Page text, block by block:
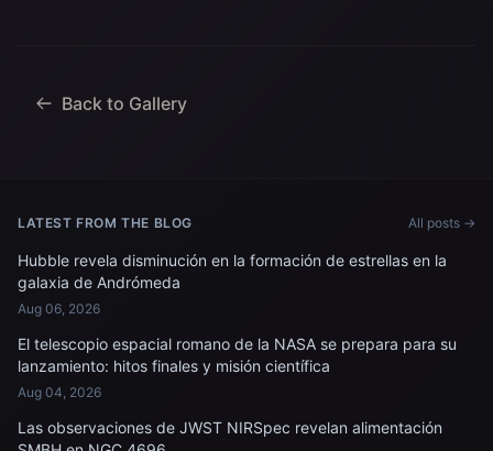
Back to Gallery
LATEST FROM THE BLOG All posts →
Hubble revela disminución en la formación de estrellas en la
galaxia de Andrómeda
Aug 06, 2026
El telescopio espacial romano de la NASA se prepara para su
lanzamiento: hitos finales y misión científica
Aug 04, 2026
Las observaciones de JWST NIRSpec revelan alimentación